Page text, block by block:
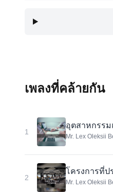
เพลงที่คล้ายกัน
1
อุตสาหกรรม
Mr. Lex Oleksii
2
โครงการที่ป
Mr. Lex Oleksii